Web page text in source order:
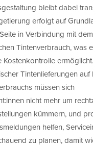
bleibt dabei
erfolgt auf
in Verbindung mit dem
Tintenverbrauch, was
Kostenkontrolle
Tintenlieferungen auf
müssen sich
nicht mehr um
kümmern, und
helfen,
zu planen, damit